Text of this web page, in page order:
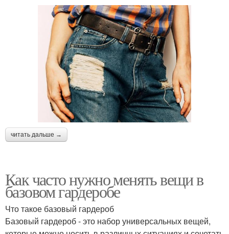
читать дальше →
Как часто нужно менять вещи в
базовом гардеробе
Что такое базовый гардероб
Базовый гардероб - это набор универсальных вещей,